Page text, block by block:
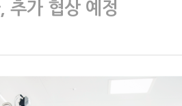
추가 협상 예정